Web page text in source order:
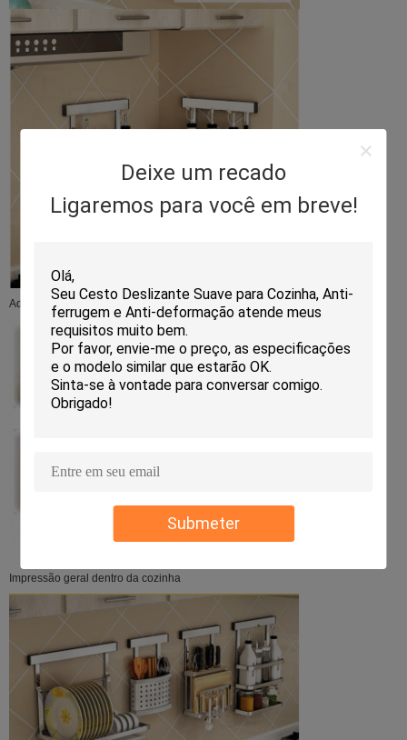
Deixe um recado
Ligaremos para você em breve!
Submeter
Adesivo na parede. Fácil instalação.
Impressão geral dentro da cozinha